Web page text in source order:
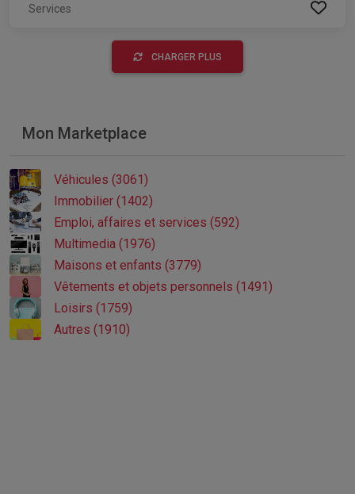
Services
CHARGER PLUS
Mon Marketplace
Véhicules (3061)
Immobilier (1402)
Emploi, affaires et services (592)
Multimedia (1976)
Maisons et enfants (3779)
Vêtements et objets personnels (1491)
Loisirs (1759)
Autres (1910)